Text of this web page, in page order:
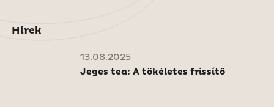
Hírek
13.08.2025
Jeges tea: A tökéletes frissítő